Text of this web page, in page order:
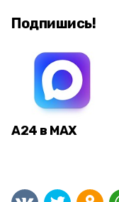
Подпишись!
А24 в MAX